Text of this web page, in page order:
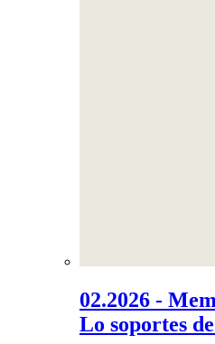
02.2026 -
Lo soportes